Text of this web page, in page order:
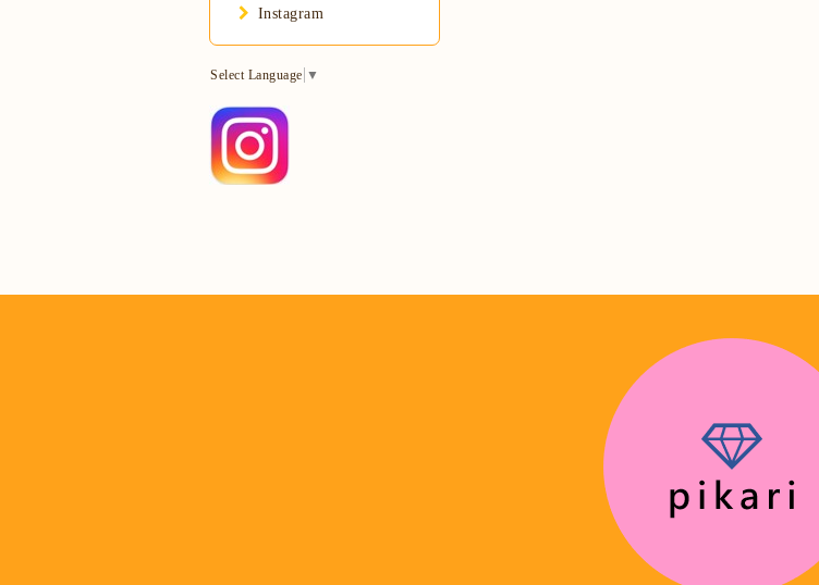
Instagram
Select Language ▼